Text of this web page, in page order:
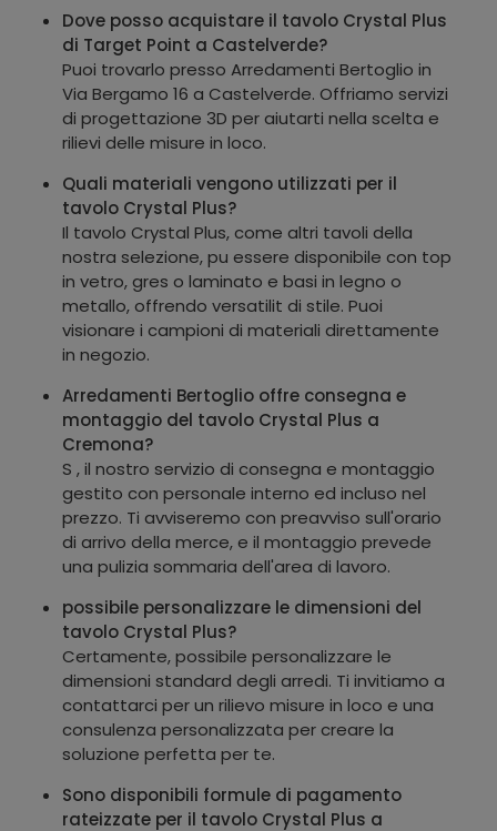
Dove posso acquistare il tavolo Crystal Plus
di Target Point a Castelverde?
Puoi trovarlo presso Arredamenti Bertoglio in
Via Bergamo 16 a Castelverde. Offriamo servizi
di progettazione 3D per aiutarti nella scelta e
rilievi delle misure in loco.
Quali materiali vengono utilizzati per il
tavolo Crystal Plus?
Il tavolo Crystal Plus, come altri tavoli della
nostra selezione, pu essere disponibile con top
in vetro, gres o laminato e basi in legno o
metallo, offrendo versatilit di stile. Puoi
visionare i campioni di materiali direttamente
in negozio.
Arredamenti Bertoglio offre consegna e
montaggio del tavolo Crystal Plus a
Cremona?
S , il nostro servizio di consegna e montaggio
gestito con personale interno ed incluso nel
prezzo. Ti avviseremo con preavviso sull'orario
di arrivo della merce, e il montaggio prevede
una pulizia sommaria dell'area di lavoro.
possibile personalizzare le dimensioni del
tavolo Crystal Plus?
Certamente, possibile personalizzare le
dimensioni standard degli arredi. Ti invitiamo a
contattarci per un rilievo misure in loco e una
consulenza personalizzata per creare la
soluzione perfetta per te.
Sono disponibili formule di pagamento
rateizzate per il tavolo Crystal Plus a